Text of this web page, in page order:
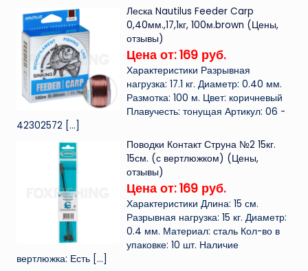
Леска Nautilus Feeder Carp
0,40мм.,17,1кг, 100м.brown (Цены,
отзывы)
Цена от: 169 руб.
Характеристики Разрывная
нагрузка: 17.1 кг. Диаметр: 0.40 мм.
Размотка: 100 м. Цвет: коричневый
Плавучесть: тонущая Артикул: 06 -
42302572 […]
Поводки Контакт Струна №2 15кг.
15см. (с вертлюжком) (Цены,
отзывы)
Цена от: 169 руб.
Характеристики Длина: 15 см.
Разрывная нагрузка: 15 кг. Диаметр:
0.4 мм. Материал: сталь Кол-во в
упаковке: 10 шт. Наличие
вертлюжка: Есть […]